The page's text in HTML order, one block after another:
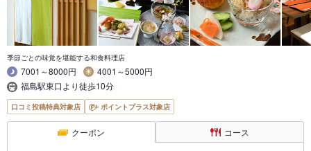
季節ごとの味覚を堪能する和食料理店
7001～8000円
4001～5000円
福島駅東口より徒歩10分
口コミ投稿特典対象店 ポイントプラス対象店
クーポン コース